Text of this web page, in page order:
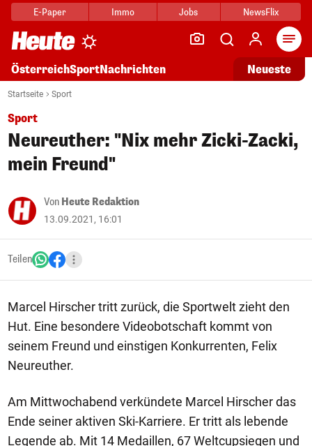
E-Paper Immo Jobs NewsFlix
ÖsterreichSportNachrichten Neueste
Startseite Sport
Sport
Neureuther: "Nix mehr Zicki-Zacki,
mein Freund"
Von Heute Redaktion
13.09.2021, 16:01
Teilen
Marcel Hirscher tritt zurück, die Sportwelt zieht den
Hut. Eine besondere Videobotschaft kommt von
seinem Freund und einstigen Konkurrenten, Felix
Neureuther.
Am Mittwochabend verkündete Marcel Hirscher das
Ende seiner aktiven Ski-Karriere. Er tritt als lebende
Legende ab. Mit 14 Medaillen, 67 Weltcupsiegen und